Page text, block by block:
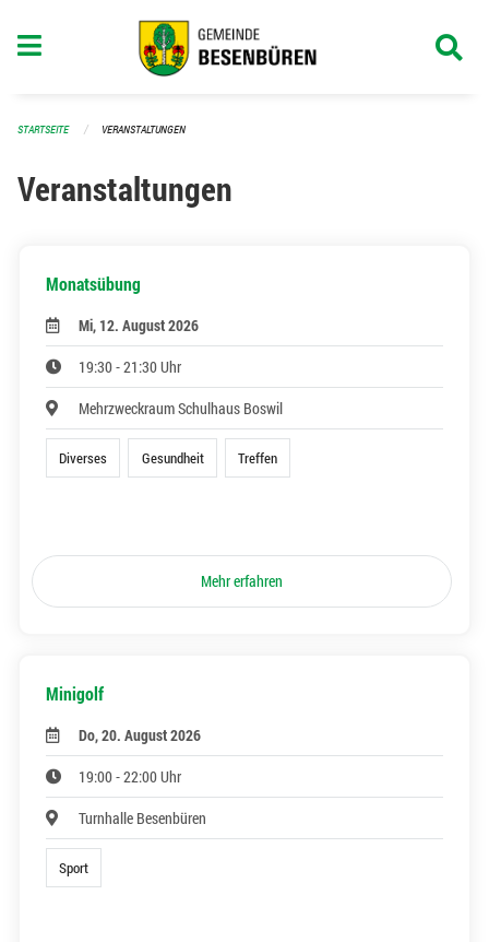
STARTSEITE VERANSTALTUNGEN
Veranstaltungen
Monatsübung
Mi, 12. August 2026
19:30 - 21:30 Uhr
Mehrzweckraum Schulhaus Boswil
Diverses Gesundheit Treffen
Mehr erfahren
Minigolf
Do, 20. August 2026
19:00 - 22:00 Uhr
Turnhalle Besenbüren
Sport